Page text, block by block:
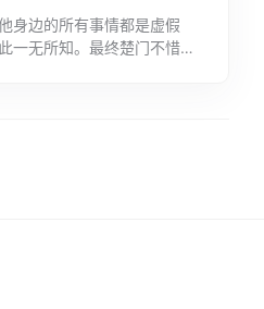
身边的所有事情都是虚假
一无所知。最终楚门不惜一